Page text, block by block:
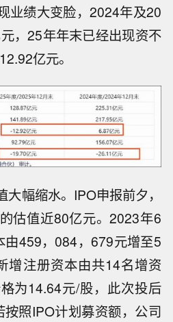
业绩大变脸，2024年及20
，25年年末已经出现资不
亿元。
幅缩水。IPO申报前夕，
估值近80亿元。2023年6
由459，084，679元增至5
增注册资本由共14名增资
为14.64元/股，此次投后
照IPO计划募资额，公司